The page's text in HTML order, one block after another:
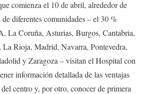
comienza el 10 de abril, alrededor de
diferentes comunidades – el 30 %
La Coruña, Asturias, Burgos, Cantabria,
La Rioja, Madrid, Navarra, Pontevedra,
y Zaragoza – visitan el Hospital con
información detallada de las ventajas
centro y, por otro, conocer de primera